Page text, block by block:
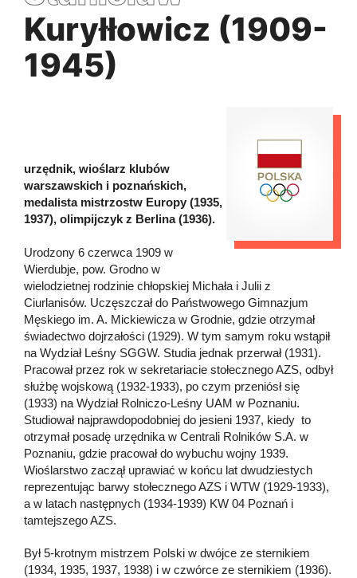
Kuryłłowicz (1909-
1945)
urzędnik, wioślarz klubów
warszawskich i poznańskich,
medalista mistrzostw Europy (1935,
1937), olimpijczyk z Berlina (1936).
Urodzony 6 czerwca 1909 w
Wierdubje, pow. Grodno w
wielodzietnej rodzinie chłopskiej Michała i Julii z
Ciurlanisów. Uczęszczał do Państwowego Gimnazjum
Męskiego im. A. Mickiewicza w Grodnie, gdzie otrzymał
świadectwo dojrzałości (1929). W tym samym roku wstąpił
na Wydział Leśny SGGW. Studia jednak przerwał (1931).
Pracował przez rok w sekretariacie stołecznego AZS, odbył
służbę wojskową (1932-1933), po czym przeniósł się
(1933) na Wydział Rolniczo-Leśny UAM w Poznaniu.
Studiował najprawdopodobniej do jesieni 1937, kiedy to
otrzymał posadę urzędnika w Centrali Rolników S.A. w
Poznaniu, gdzie pracował do wybuchu wojny 1939.
Wioślarstwo zaczął uprawiać w końcu lat dwudziestych
reprezentując barwy stołecznego AZS i WTW (1929-1933),
a w latach następnych (1934-1939) KW 04 Poznań i
tamtejszego AZS.
Był 5-krotnym mistrzem Polski w dwójce ze sternikiem
(1934, 1935, 1937, 1938) i w czwórce ze sternikiem (1936).